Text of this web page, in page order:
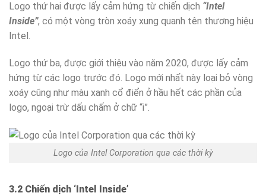
Logo thứ hai được lấy cảm hứng từ chiến dịch “Intel
Inside”, có một vòng tròn xoáy xung quanh tên thương hiệu
Intel.
Logo thứ ba, được giới thiệu vào năm 2020, được lấy cảm
hứng từ các logo trước đó. Logo mới nhất này loại bỏ vòng
xoáy cũng như màu xanh cổ điển ở hầu hết các phần của
logo, ngoại trừ dấu chấm ở chữ “i”.
Logo của Intel Corporation qua các thời kỳ
3.2 Chiến dịch ‘Intel Inside’